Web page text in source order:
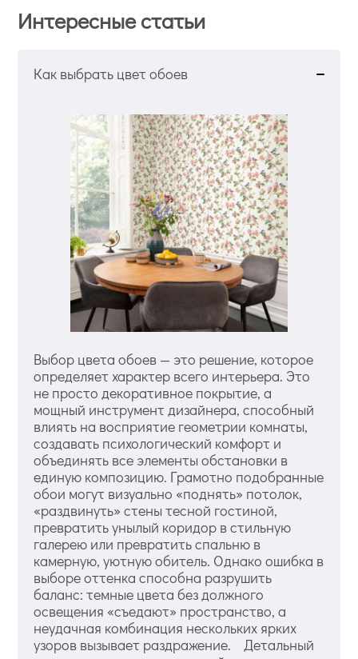
Интересные статьи
Как выбрать цвет обоев
Выбор цвета обоев — это решение, которое
определяет характер всего интерьера. Это
не просто декоративное покрытие, а
мощный инструмент дизайнера, способный
влиять на восприятие геометрии комнаты,
создавать психологический комфорт и
объединять все элементы обстановки в
единую композицию. Грамотно подобранные
обои могут визуально «поднять» потолок,
«раздвинуть» стены тесной гостиной,
превратить унылый коридор в стильную
галерею или превратить спальню в
камерную, уютную обитель. Однако ошибка в
выборе оттенка способна разрушить
баланс: темные цвета без должного
освещения «съедают» пространство, а
неудачная комбинация нескольких ярких
узоров вызывает раздражение. Детальный